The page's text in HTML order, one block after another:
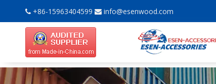
 +86-15963404599  info@esenwood.com